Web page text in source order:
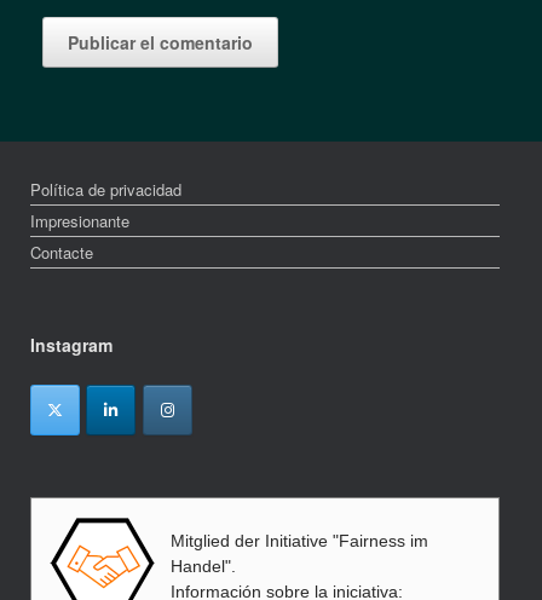
Política de privacidad
Impresionante
Contacte
Instagram
Mitglied der Initiative "Fairness im
Handel".
Información sobre la iniciativa: